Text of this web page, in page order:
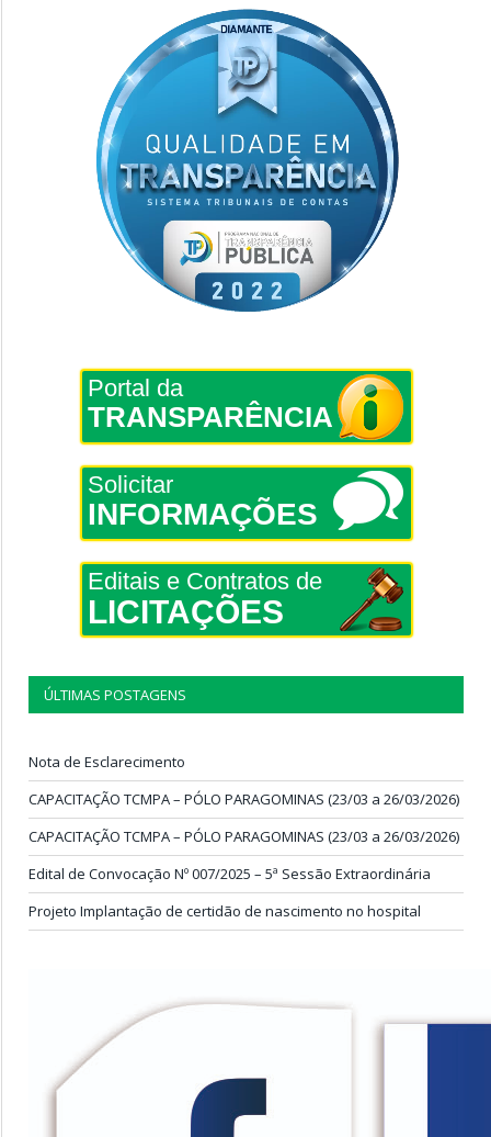
Portal da
TRANSPARÊNCIA
Solicitar
INFORMAÇÕES
Editais e Contratos de
LICITAÇÕES
ÚLTIMAS POSTAGENS
Nota de Esclarecimento
CAPACITAÇÃO TCMPA – PÓLO PARAGOMINAS (23/03 a 26/03/2026)
CAPACITAÇÃO TCMPA – PÓLO PARAGOMINAS (23/03 a 26/03/2026)
Edital de Convocação Nº 007/2025 – 5ª Sessão Extraordinária
Projeto Implantação de certidão de nascimento no hospital